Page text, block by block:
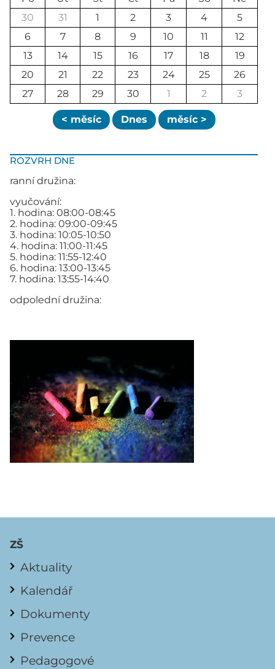
30
31 1 2 3 4
5
6
7 8 9 10 11
12
13
14 15 16 17 18
19
20
21 22 23 24 25
26
27
28 29 30 1 2 3
< měsíc Dnes měsíc >
ROZVRH DNE
ranní družina:
vyučování:
1. hodina: 08:00-08:45
2. hodina: 09:00-09:45
3. hodina: 10:05-10:50
4. hodina: 11:00-11:45
5. hodina: 11:55-12:40
6. hodina: 13:00-13:45
7. hodina: 13:55-14:40
odpolední družina:
ZŠ
Aktuality
Kalendář
Dokumenty
Prevence
Pedagogové